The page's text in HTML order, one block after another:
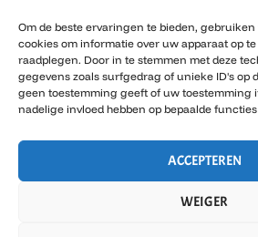
Om de beste ervaringen te bieden,
cookies om informatie over uw apparaat op
raadplegen. Door in te stemmen met deze
gegevens zoals surfgedrag of unieke ID's op
geen toestemming geeft of uw toestemming
nadelige invloed hebben op bepaalde
ACCEPTEREN
WEIGER
Buiten & Natuur
DIY & Hergebruik
Duurzaam Huis
Groene
Groene Nieuwtjes